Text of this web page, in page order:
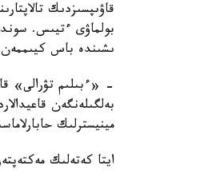
قاۋىپسىزدىك
بولماۋى ءتيىس.
ىشىندە باس
- «ءبىلىم تۋرالى»
بەلگىلەنگەن
مينيسترلىك
ايتا كەتەلىك